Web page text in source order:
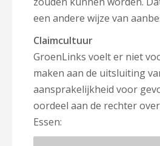
een andere wijze van
Claimcultuur
GroenLinks voelt er niet
maken aan de uitsluiting
aansprakelijkheid voor
oordeel aan de rechter
Essen: